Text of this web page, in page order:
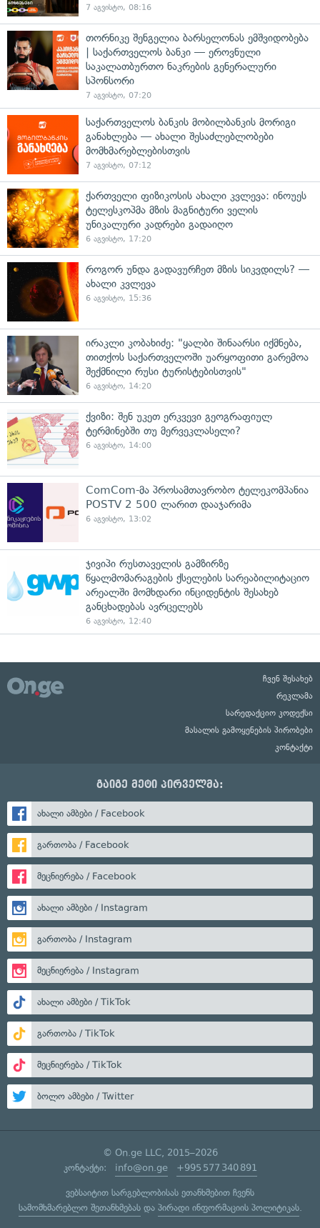
7 აგვისტო, 08:16
თორნიკე შენგელია ბარსელონას ემშვიდობება
| საქართველოს ბანკი — ეროვნული
საკალათბურთო ნაკრების გენერალური
სპონსორი
7 აგვისტო, 07:20
საქართველოს ბანკის მობილბანკის მორიგი
განახლება — ახალი შესაძლებლობები
მომხმარებლებისთვის
7 აგვისტო, 07:12
ქართველი ფიზიკოსის ახალი კვლევა: ინოუეს
ტელესკოპმა მზის მაგნიტური ველის
უნიკალური კადრები გადაიღო
6 აგვისტო, 17:20
როგორ უნდა გადავურჩეთ მზის სიკვდილს? —
ახალი კვლევა
6 აგვისტო, 15:36
ირაკლი კობახიძე: "ყალბი შინაარსი იქმნება,
თითქოს საქართველოში უარყოფითი გარემოა
შექმნილი რუსი ტურისტებისთვის"
6 აგვისტო, 14:20
ქვიზი: შენ უკეთ ერკვევი გეოგრაფიულ
ტერმინებში თუ მერვეკლასელი?
6 აგვისტო, 14:00
ComCom-მა პროსამთავრობო ტელეკომპანია
POSTV 2 500 ლარით დააჯარიმა
6 აგვისტო, 13:02
ჯივიპი რუსთაველის გამზირზე
წყალმომარაგების ქსელების სარეაბილიტაციო
არეალში მომხდარი ინციდენტის შესახებ
განცხადებას ავრცელებს
6 აგვისტო, 12:40
ჩვენ შესახებ
რეკლამა
სარედაქციო კოდექსი
მასალის გამოყენების პირობები
კონტაქტი
გაიგე მეტი პირველმა:
ახალი ამბები / Facebook
გართობა / Facebook
მეცნიერება / Facebook
ახალი ამბები / Instagram
გართობა / Instagram
მეცნიერება / Instagram
ახალი ამბები / TikTok
გართობა / TikTok
მეცნიერება / TikTok
ბოლო ამბები / Twitter
© On.ge LLC, 2015–2026
კონტაქტი: info@on.ge +995 577 340 891
ვებსაიტით სარგებლობისას ეთანხმებით ჩვენს
სამომხმარებლო შეთანხმებასდა პირადი ინფორმაციის პოლიტიკას.